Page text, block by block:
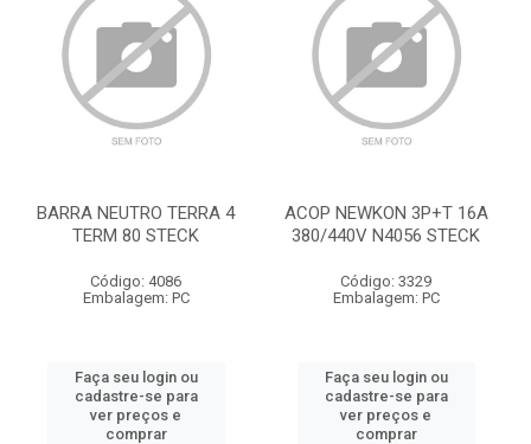
BARRA NEUTRO TERRA 4
TERM 80 STECK
Código: 4086
Embalagem: PC
Faça seu login ou
cadastre-se para
ver preços e
comprar
ACOP NEWKON 3P+T 16A
380/440V N4056 STECK
Código: 3329
Embalagem: PC
Faça seu login ou
cadastre-se para
ver preços e
comprar